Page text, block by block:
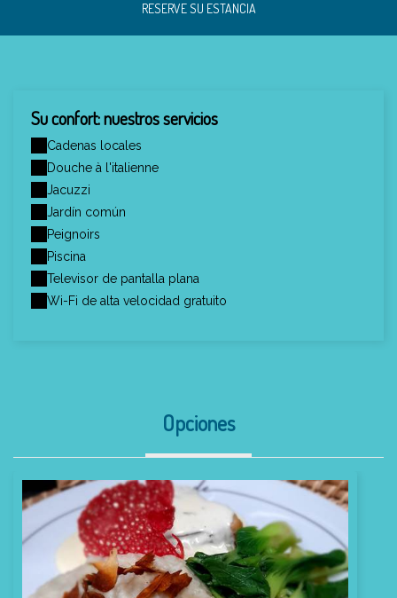
RESERVE SU ESTANCIA
Su confort: nuestros servicios
Cadenas locales
Douche à l'italienne
Jacuzzi
Jardín común
Peignoirs
Piscina
Televisor de pantalla plana
Wi-Fi de alta velocidad gratuito
Opciones